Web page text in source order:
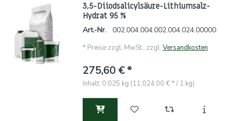
3,5-Diiodsalicylsäure-Lithiumsalz-
Hydrat 95 %
Art.-Nr. 002.004.004.002.004.024.00000
* Preise zzgl. MwSt., zzgl. Versandkosten
275,60 € *
Inhalt: 0,025 kg (11.024,00 € * / 1 kg)